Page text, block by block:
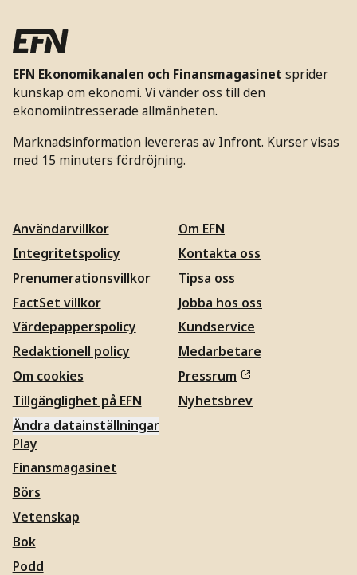
EFN Ekonomikanalen och Finansmagasinet sprider
kunskap om ekonomi. Vi vänder oss till den
ekonomiintresserade allmänheten.
Marknadsinformation levereras av Infront. Kurser visas
med 15 minuters fördröjning.
Användarvillkor
Integritetspolicy
Prenumerationsvillkor
FactSet villkor
Värdepapperspolicy
Redaktionell policy
Om cookies
Tillgänglighet på EFN
Ändra datainställningar
Om EFN
Kontakta oss
Tipsa oss
Jobba hos oss
Kundservice
Medarbetare
Pressrum
Nyhetsbrev
Play
Finansmagasinet
Börs
Vetenskap
Bok
Podd